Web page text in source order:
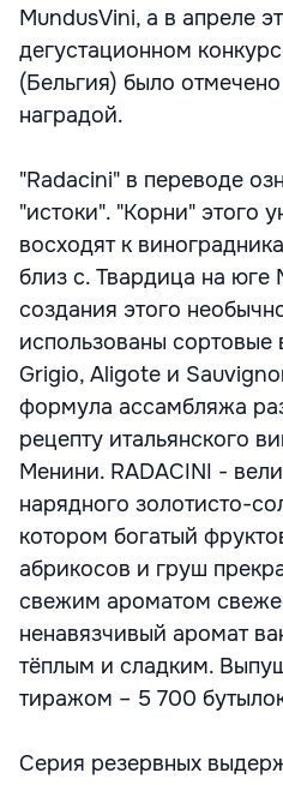
MundusVini, а в апреле
дегустационном
(Бельгия) было
наградой.
"Radacini" в переводе
"истоки". "Корни" этого
восходят к
близ с. Твардица на
создания этого
использованы
Grigio, Aligote и
формула ассамбляжа
рецепту итальянского
Менини. RADACINI -
нарядного золотисто-
котором богатый
абрикосов и груш
свежим ароматом
ненавязчивый аромат
тёплым и сладким.
тиражом – 5 700
Серия резервных